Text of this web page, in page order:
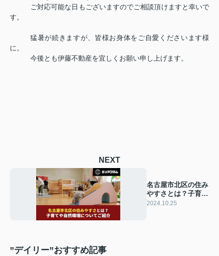
ご対応可能な日もございますのでご相談頂けますと幸いで
す。
猛暑が続きますが、皆様お身体をご自愛くださいます様
に。
今後とも伊藤不動産を宜しくお願い申し上げます。
NEXT
名古屋市北区の住み
やすさとは？子育て
や自然環境について
2024.10.25
”デイリー”おすすめ記事